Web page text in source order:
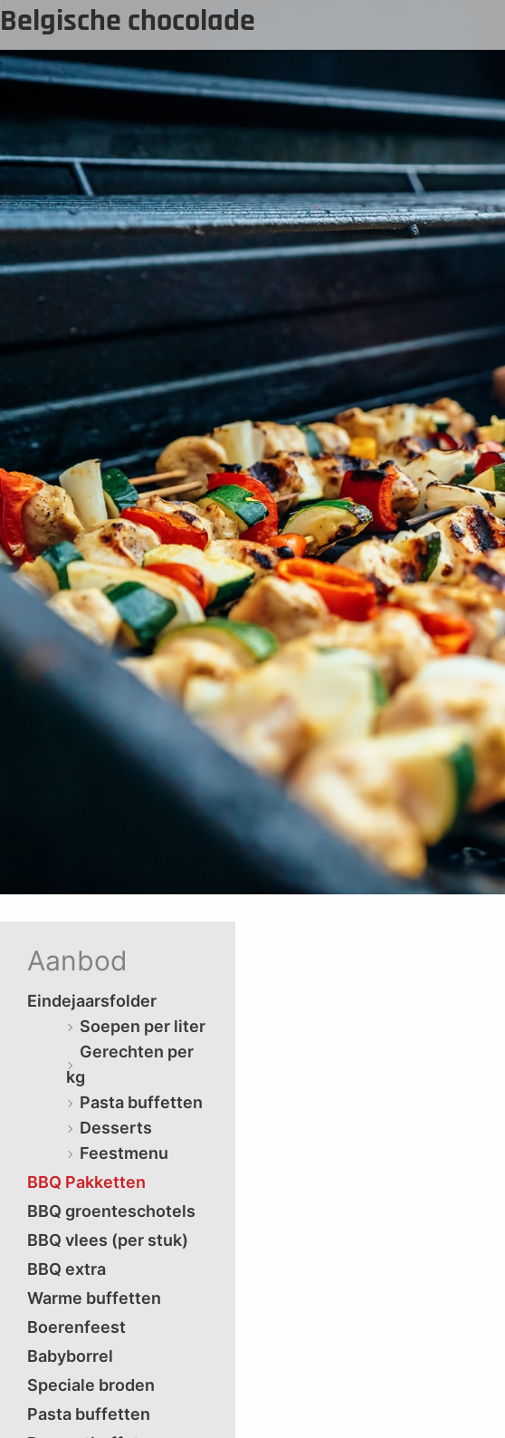
Belgische chocolade
Aanbod
Eindejaarsfolder
Soepen per liter
Gerechten per
kg
Pasta buffetten
Desserts
Feestmenu
BBQ Pakketten
BBQ groenteschotels
BBQ vlees (per stuk)
BBQ extra
Warme buffetten
Boerenfeest
Babyborrel
Speciale broden
Pasta buffetten